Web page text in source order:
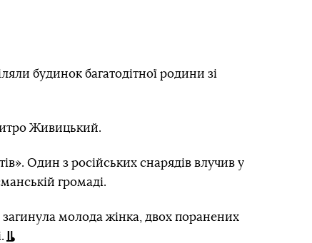
будинок багатодітної родини зі
Живицький.
Один з російських снарядів влучив у
громаді.
загинула молода жінка, двох поранених